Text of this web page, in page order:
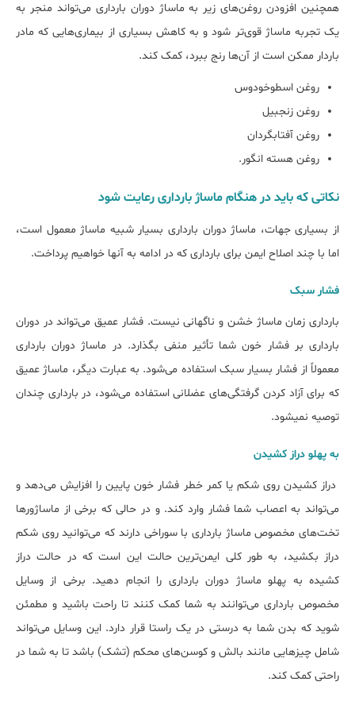
همچنین افزودن روغن‌های زیر به ماساژ دوران بارداری می‌تواند منجر به
یک تجربه ماساژ قوی‌تر شود و به کاهش بسیاری از بیماری‌هایی که مادر
باردار ممکن است از آن‌ها رنج ببرد، کمک کند.
روغن اسطوخودوس
روغن زنجبیل
روغن آفتابگردان
روغن هسته انگور.
نکاتی که باید در هنگام ماساژ بارداری رعایت شود
از بسیاری جهات، ماساژ دوران بارداری بسیار شبیه ماساژ معمول است،
اما با چند اصلاح ایمن برای بارداری که در ادامه به آن‎ها خواهیم پرداخت.
فشار سبک
بارداری زمان ماساژ خشن و ناگهانی نیست. فشار عمیق می‌تواند در دوران
بارداری بر فشار خون شما تأثیر منفی بگذارد. در ماساژ دوران بارداری
معمولاً از فشار بسیار سبک استفاده می‌شود. به عبارت دیگر، ماساژ عمیق
که برای آزاد کردن گرفتگی‌های عضلانی استفاده می‌شود، در بارداری چندان
توصیه نمی‎شود.
به پهلو دراز کشیدن
دراز کشیدن روی شکم یا کمر خطر فشار خون پایین را افزایش می‌دهد و
می‌تواند به اعصاب شما فشار وارد کند. و در حالی که برخی از ماساژورها
تخت‌های مخصوص ماساژ بارداری با سوراخی دارند که می‌توانید روی شکم
دراز بکشید، به طور کلی ایمن‌ترین حالت این است که در حالت دراز
کشیده به پهلو ماساژ دوران بارداری را انجام دهید. برخی از وسایل
مخصوص بارداری می‌توانند به شما کمک کنند تا راحت باشید و مطمئن
شوید که بدن شما به درستی در یک راستا قرار دارد. این وسایل می‌تواند
شامل چیزهایی مانند بالش و کوسن‌های محکم (تشک) باشد تا به شما در
راحتی کمک کند.